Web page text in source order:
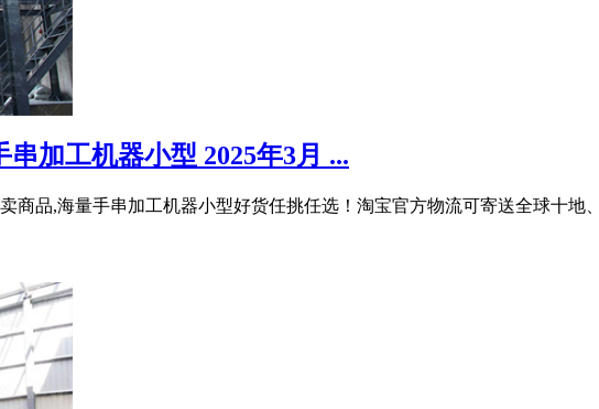
加工机器小型 2025年3月 ...
商品,海量手串加工机器小型好货任挑任选！淘宝官方物流可寄送全球十地